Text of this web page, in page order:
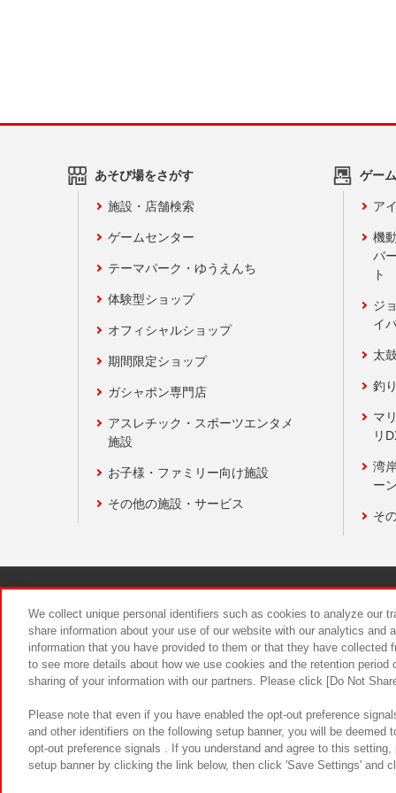
あそび場をさがす
施設・店舗検索
ゲームセンター
テーマパーク・ゆうえんち
体験型ショップ
オフィシャルショップ
期間限定ショップ
ガシャポン専門店
アスレチック・スポーツエンタメ
施設
お子様・ファミリー向け施設
その他の施設・サービス
ゲー
ア
機
バ
ト
ジ
イ
太
釣
マ
リ
湾
ー
そ
食品のご
We collect unique personal identifiers such as cookies to analyze our
share information about your use of our website with our analytics and
information that you have provided to them or that they have
to see more details about how we use cookies and the retention
sharing of your information with our partners. Please click [Do Not
Please note that even if you have enabled the opt-out preference
and other identifiers on the following setup banner, you will be
opt-out preference signals . If you understand and agree to this
setup banner by clicking the link below, then click 'Save Settings' and